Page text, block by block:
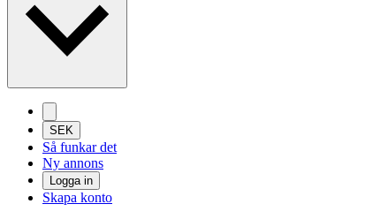
SEK
Så funkar det
Ny annons
Logga in
Skapa konto